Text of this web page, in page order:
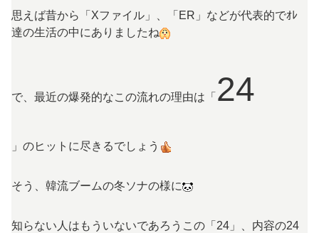
思えば昔から「Xファイル」、「ER」などが代表的でｵﾚ
達の生活の中にありましたね
で、最近の爆発的なこの流れの理由は「 24
」のヒットに尽きるでしょう
そう、韓流ブームの冬ソナの様に
知らない人はもういないであろうこの「24」、内容の24